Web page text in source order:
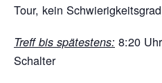
Tour, kein
Treff bis spätestens: 8:20
Schalter